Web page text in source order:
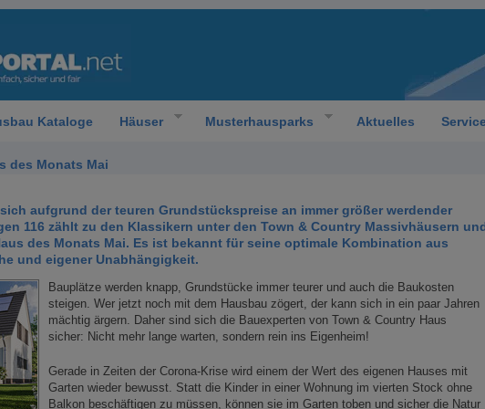
Kataloge Häuser Musterhausparks Aktuelles Service
des Monats Mai
aufgrund der teuren Grundstückspreise an immer größer werdender
116 zählt zu den Klassikern unter den Town & Country Massivhäusern
des Monats Mai. Es ist bekannt für seine optimale Kombination aus
und eigener Unabhängigkeit.
Bauplätze werden knapp, Grundstücke immer teurer und auch die Baukosten
steigen. Wer jetzt noch mit dem Hausbau zögert, der kann sich in ein paar Jahren
mächtig ärgern. Daher sind sich die Bauexperten von Town & Country Haus
sicher: Nicht mehr lange warten, sondern rein ins Eigenheim!
Gerade in Zeiten der Corona-Krise wird einem der Wert des eigenen Hauses mit
Garten wieder bewusst. Statt die Kinder in einer Wohnung im vierten Stock ohne
Balkon beschäftigen zu müssen, können sie im Garten toben und sicher die Natur